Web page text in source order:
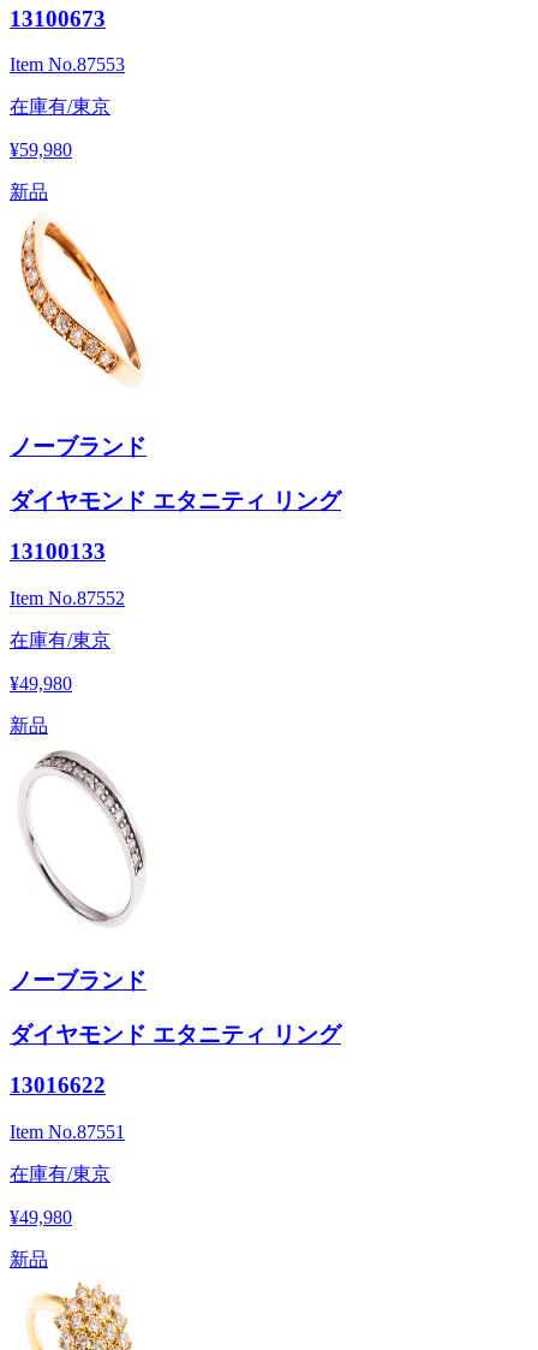
13100673
Item No.87553
在庫有/東京
¥59,980
新品
ノーブランド
ダイヤモンド エタニティ リング
13100133
Item No.87552
在庫有/東京
¥49,980
新品
ノーブランド
ダイヤモンド エタニティ リング
13016622
Item No.87551
在庫有/東京
¥49,980
新品